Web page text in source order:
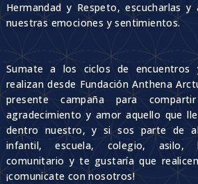
Hermandad y Respeto, escucharlas
nuestras emociones y sentimientos.
Sumate a los ciclos de encuentros
realizan desde Fundación Anthena
presente campaña para
agradecimiento y amor aquello que
dentro nuestro, y si sos parte de
infantil, escuela, colegio, asilo,
comunitario y te gustaría que
¡comunicate con nosotros!